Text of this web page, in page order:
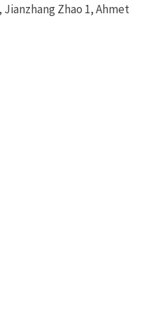
Jianzhang Zhao 1, Ahmet